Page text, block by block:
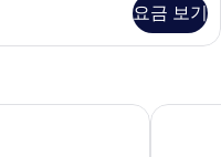
요금 보기
브릿 호